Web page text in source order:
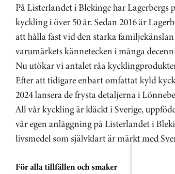
På Listerlandet i Blekinge har
kyckling i över 50 år. Sedan 2016 är
att hålla fast vid den starka
varumärkets kännetecken i många
Nu utökar vi antalet råa
Efter att tidigare enbart omfattat kyld
2024 lansera de frysta detaljerna i
All vår kyckling är kläckt i Sverige,
vår egen anläggning på Listerlandet i
livsmedel som självklart är märkt med
För alla tillfällen och smaker